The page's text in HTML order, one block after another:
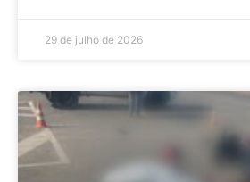
29 de julho de 2026